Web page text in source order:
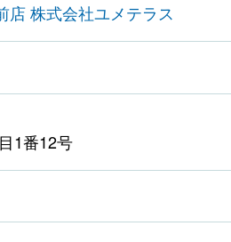
店 株式会社ユメテラス
1番12号